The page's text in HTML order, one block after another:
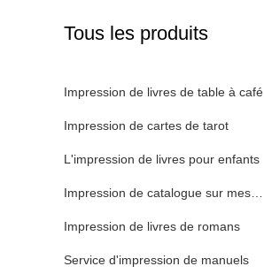
Tous les produits
Impression de livres de table à café
Impression de cartes de tarot
L'impression de livres pour enfants
Impression de catalogue sur mesure
Impression de livres de romans
Service d'impression de manuels